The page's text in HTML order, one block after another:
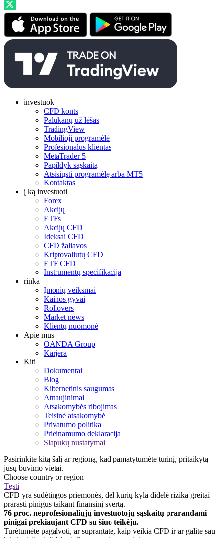
investuok
CFD konts
Palūkanų už lėšas
TradingView
Mobilioji programėlė
Profesionalus klientas
MetaTrader 5
Papildyk sąskaitą
Atsisiųsti programėlę arba MT5
Kontaktas
į ką investuoti
Forex
Akcijų
ETFs
Akcijų CFD
Ideksai CFD
CFD žaliavos
Kriptovaliutų CFD
ETF CFD
Instrumentų specifikacija
rinka
Įmonių veiksmai
Kainos gyvai
Rollovers
Market news
Klientų nuomonė
Apie mus
OANDA Group
Karjera
Kiti
Dokumentai
Blog
Kibernetinis saugumas
Atnaujinimai
Atsakomybės ribojimas
Teisinė atsakomybė
Privatumo politika
Prieinamumo deklaracija
Slapukų nustatymai
Pasirinkite kitą šalį ar regioną, kad pamatytumėte turinį, pritaikytą
jūsų buvimo vietai.
Choose country or region
Tęsti
CFD yra sudėtingos priemonės, dėl kurių kyla didelė rizika greitai
prarasti pinigus taikant finansinį svertą.
76 proc. neprofesionaliųjų investuotojų sąskaitų prarandami
pinigai prekiaujant CFD su šiuo teikėju.
Turėtumėte pagalvoti, ar suprantate, kaip veikia CFD ir ar galite sau